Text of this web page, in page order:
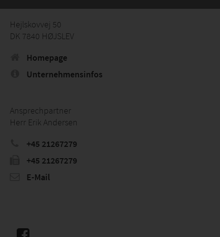
Hejlskovvej 50
DK 7840 HØJSLEV
Homepage
Unternehmensinfos
Ansprechpartner
Herr Erik Andersen
+45 21267279
+45 21267279
E-Mail